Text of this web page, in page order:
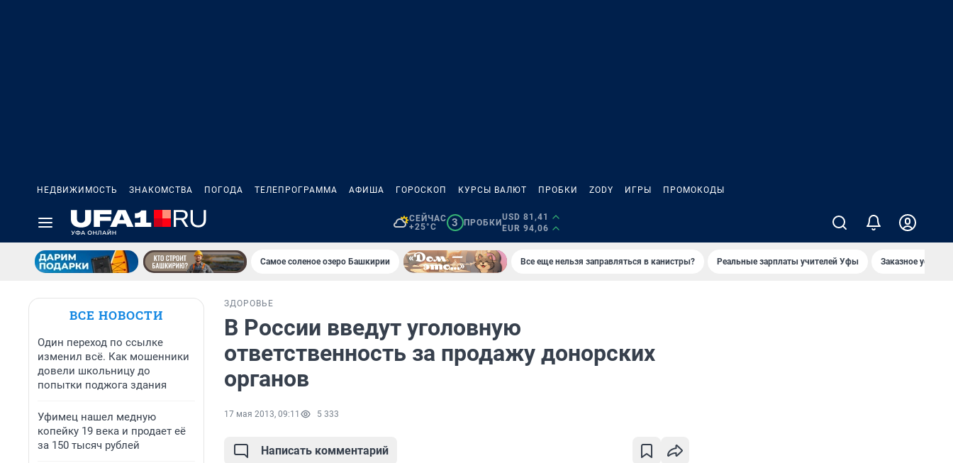
НЕДВИЖИМОСТЬ ЗНАКОМСТВА ПОГОДА ТЕЛЕПРОГРАММА АФИША ГОРОСКОП КУРСЫ ВАЛЮТ ПРОБКИ ZODY ИГРЫ ПРОМОКОДЫ
СЕЙЧАС
+25°C
3 ПРОБКИ
USD 81,41
EUR 94,06
Самое соленое озеро Башкирии Все еще нельзя заправляться в канистры? Реальные зарплаты учителей Уфы Заказное
ВСЕ НОВОСТИ
Один переход по ссылке
изменил всё. Как мошенники
довели школьницу до
попытки поджога здания
Уфимец нашел медную
копейку 19 века и продает её
за 150 тысяч рублей
ЗДОРОВЬЕ
В России введут уголовную
ответственность за продажу донорских
органов
17 мая 2013, 09:11 5 333
Написать комментарий